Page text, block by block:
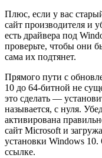
Плюс, если у вас
сайт производителя и
есть драйвера под
проверьте, чтобы они
сама их подтянет.
Прямого пути с
10 до 64-битной не
это сделать —
называется, с нуля.
активирована
сайт Microsoft и
установки Windows
ссылке.